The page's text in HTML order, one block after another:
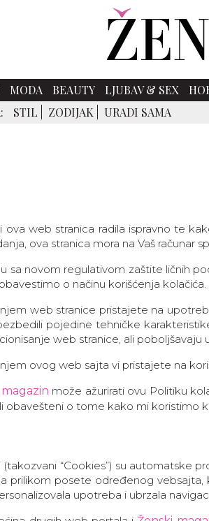
MODA BEAUTY LJUBAV & SEX
STIL ZODIJAK URADI SAMA
ova web stranica radila ispravno te
ova stranica mora na Vaš računar
sa novom regulativom zaštite ličnih
o načinu korišćenja kolačića.
web stranice pristajete na
pojedine tehničke
web stranice, ali poboljšavaju
ovog web sajta vi pristajete na
može ažurirati ovu Politiku
obavešteni o tome kako mi koristimo
(takozvani “Cookies”) su
prilikom posete određenog
upotreba i ubrzala